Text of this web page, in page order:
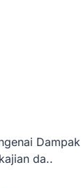
Dampak
da..